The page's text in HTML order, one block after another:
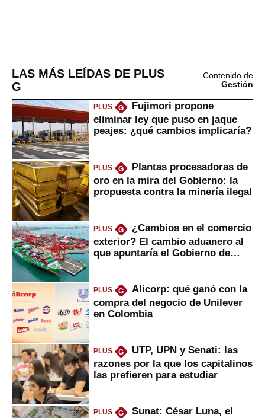
LAS MÁS LEÍDAS DE PLUS
G
Contenido de
Gestión
PLUS G
Fujimori propone
eliminar ley que puso en jaque
peajes: ¿qué cambios implicaría?
PLUS G
Plantas procesadoras de
oro en la mira del Gobierno: la
propuesta contra la minería ilegal
PLUS G
¿Cambios en el comercio
exterior? El cambio aduanero al
que apuntaría el Gobierno de
PLUS G
Alicorp: qué ganó con la
compra del negocio de Unilever
en Colombia
PLUS G
UTP, UPN y Senati: las
razones por la que los capitalinos
las prefieren para estudiar
PLUS G
Sunat: César Luna, el